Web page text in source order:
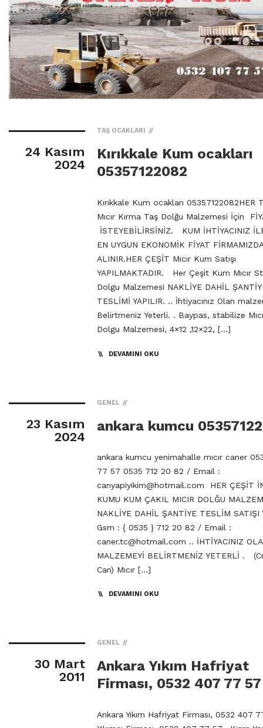
24 Kasım
2024
TAŞ OCAKLARI
Kırıkkale Kum ocakları
05357122082
Kırıkkale Kum ocakları 05357122082HER
Mıcır Kırma Taş Dolğu Malzemesi İçin
İSTEYEBİLİRSİNİZ. KUM İHTİYACINIZ
EN UYGUN EKONOMİK FİYAT
ALINIR.HER ÇEŞİT Mıcır Kum Satışı
YAPILMAKTADIR. Her Çeşit Kum Mıcır
Dolgu Malzemesi NAKLİYE DAHİL
TESLİMİ YAPILIR. .. İhtiyacınız Olan
Belirtmeniz Yeterli. . Baypas, stabilize
Dolgu Malzemesi, 4×12 ,12×22, […]
DEVAMINI OKU
23 Kasım
2024
GENEL
ankara kumcu
ankara kumcu yenimahalle mıcır caner
77 57 0535 712 20 82 / Email :
canyapiyikim@hotmail.com HER ÇEŞİT
KUMU KUM ÇAKIL MICIR DOLĞU
NAKLİYE DAHİL ŞANTİYE TESLİM SATIŞI
Gsm : { 0535 } 712 20 82 / Email :
caner.tc@hotmail.com .. İHTİYACINIZ
MALZEMEYİ BELİRTMENİZ YETERLİ .
Can) Mıcır […]
DEVAMINI OKU
30 Mart
2011
GENEL
Ankara Yıkım Hafriyat
Firması, 0532 407 77 57
Ankara Yıkım Hafriyat Firması, 0532 407